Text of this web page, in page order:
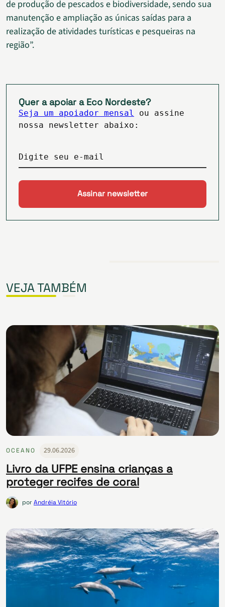
de produção de pescados e biodiversidade, sendo sua
manutenção e ampliação as únicas saídas para a
realização de atividades turísticas e pesqueiras na
região”.
Quer a apoiar a Eco Nordeste?
Seja um apoiador mensal
ou assine
nossa newsletter abaixo:
Digite seu e-mail
VEJA TAMBÉM
OCEANO 29.06.2026
Livro da UFPE ensina crianças a
proteger recifes de coral
porAndréia Vitório